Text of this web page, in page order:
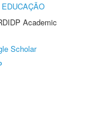
Academic
Scholar